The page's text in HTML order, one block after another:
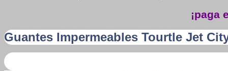
¡paga
Guantes Impermeables Tourtle Jet